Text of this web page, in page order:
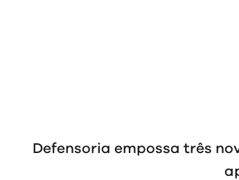
Defensoria empossa três